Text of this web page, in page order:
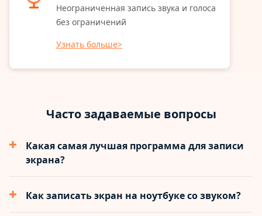
Неограниченная запись звука и голоса
без ограничений
Узнать больше>
Часто задаваемые вопросы
Какая самая лучшая программа для записи
экрана?
Как записать экран на ноутбуке со звуком?